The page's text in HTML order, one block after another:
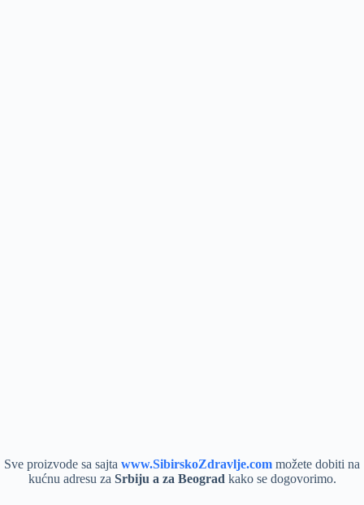
Sve proizvode sa sajta www.SibirskoZdravlje.com možete dobiti na
kućnu adresu za Srbiju a za Beograd kako se dogovorimo.